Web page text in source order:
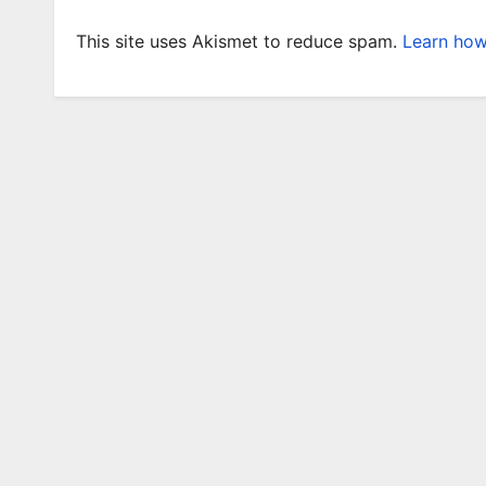
This site uses Akismet to reduce spam. Learn